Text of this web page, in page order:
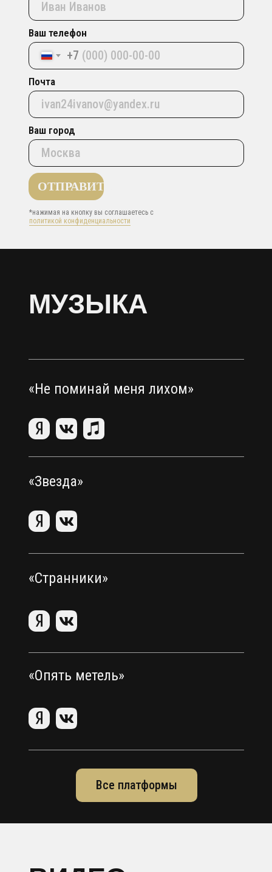
Ваш телефон
+7
Почта
Ваш город
ОТПРАВИТЬ
*нажимая на кнопку вы соглашаетесь с
политикой конфиденциальности
«Странники»
«Звезда»
«Не поминай меня лихом»
МУЗЫКА
«Опять метель»
Все платформы